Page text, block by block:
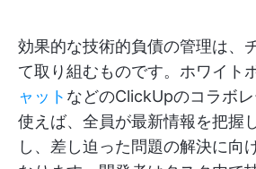
効果的な技術的負債の管理は、
て取り組むものです。ホワイト
ャット などのClickUpのコラボ
使えば、全員が最新情報を把握
し、差し迫った問題の解決に向